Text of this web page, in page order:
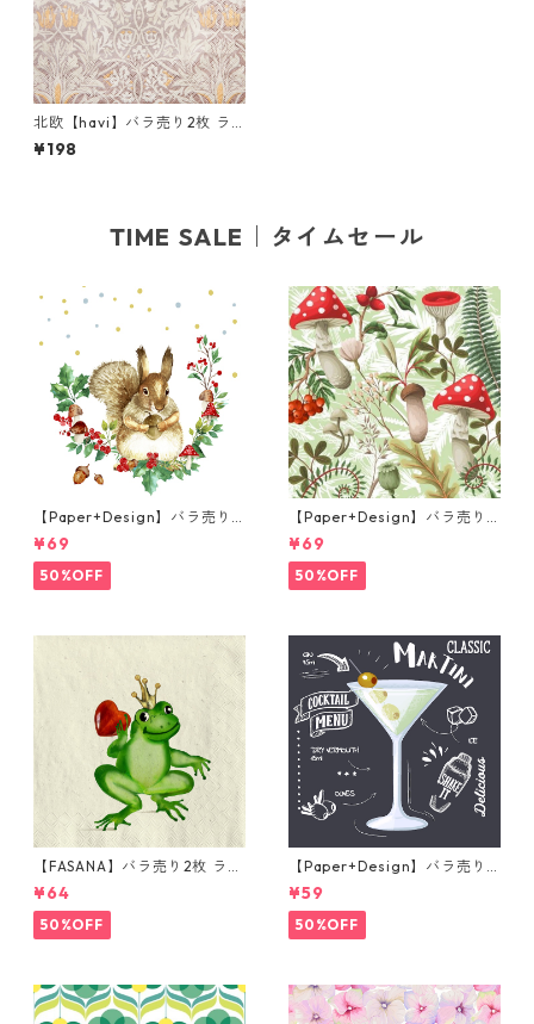
北欧【havi】バラ売り2枚 ラ
ンチサイズ ペーパーナプキン
Snakeshead プラチナ Willia
¥198
TIME SALE｜タイムセール
【Paper+Design】バラ売り2
枚 ランチサイズ ペーパーナプ
キン Forest Squirrel ホワイ
ト
¥69
50%OFF
【Paper+Design】バラ売り2
枚 ランチサイズ ペーパーナプ
キン Forest Fungi グリーン
¥69
50%OFF
【FASANA】バラ売り2枚 ラン
チサイズ ペーパーナプキン Fr
og prince ナチュラル
¥64
50%OFF
【Paper+Design】バラ売り2
枚 カクテルサイズ ペーパーナ
プキン Martini ブラック
¥59
50%OFF